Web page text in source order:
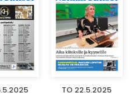
TO 22.5.2025